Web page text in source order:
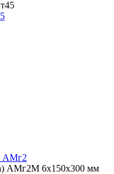
АМг2
АМг2М 6х150х300 мм